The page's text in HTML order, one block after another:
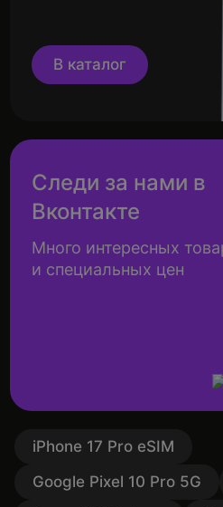
В каталог
Следи за нами в
Вконтакте
Много интересных
и специальных цен
iPhone 17 Pro eSIM
Google Pixel 10 Pro 5G